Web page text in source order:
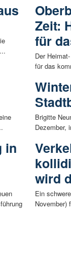
in
Zeit:
für
Der
für das
Brigitte
Dezember,
wird
Ein
November)